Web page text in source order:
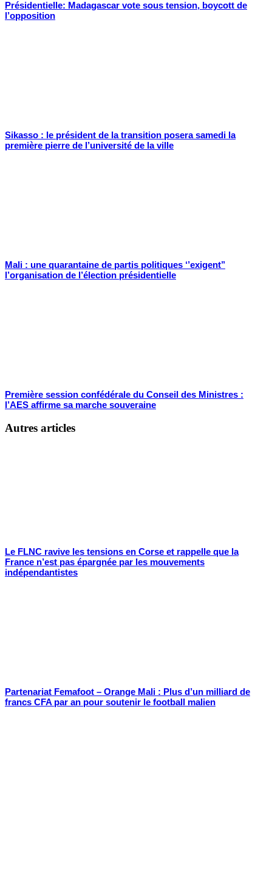
Présidentielle: Madagascar vote sous tension, boycott de
l’opposition
Sikasso : le président de la transition posera samedi la
première pierre de l’université de la ville
Mali : une quarantaine de partis politiques ‘’exigent’’
l’organisation de l’élection présidentielle
Première session confédérale du Conseil des Ministres :
l’AES affirme sa marche souveraine
Autres articles
Le FLNC ravive les tensions en Corse et rappelle que la
France n’est pas épargnée par les mouvements
indépendantistes
Partenariat Femafoot – Orange Mali : Plus d’un milliard de
francs CFA par an pour soutenir le football malien